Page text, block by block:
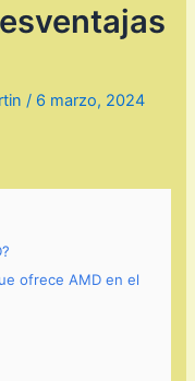
/ 6 marzo, 2024
ofrece AMD en el